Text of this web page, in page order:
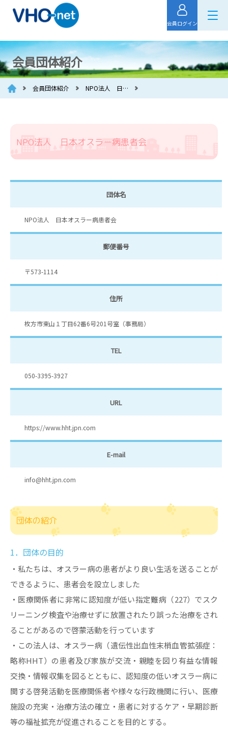
会員ログイン
会員団体紹介
会員団体紹介 NPO法人 日…
NPO法人 日本オスラー病患者会
団体名
NPO法人 日本オスラー病患者会
郵便番号
〒573-1114
住所
枚方市東山１丁目62番6号201号室（事務局）
TEL
050-3395-3927
URL
https://www.hht.jpn.com
E-mail
info@hht.jpn.com
団体の紹介
1．団体の目的
・私たちは、オスラー病の患者がより良い生活を送ることが
できるように、患者会を設立しました
・医療関係者に非常に認知度が低い指定難病（227）でスク
リーニング検査や治療せずに放置されたり誤った治療をされ
ることがあるので啓蒙活動を行っています
・この法人は、オスラー病（遺伝性出血性末梢血管拡張症：
略称HHT）の患者及び家族が交流・親睦を図り有益な情報
交換・情報収集を図るとともに、認知度の低いオスラー病に
関する啓発活動を医療関係者や様々な行政機関に行い、医療
施設の充実・治療方法の確立・患者に対するケア・早期診断
等の福祉拡充が促進されることを目的とする。